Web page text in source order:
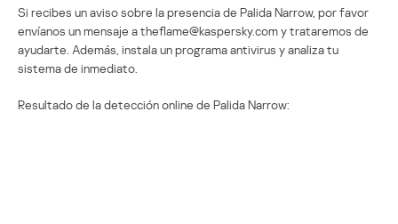
Si recibes un aviso sobre la presencia de Palida Narrow, por favor
envíanos un mensaje a theflame@kaspersky.com y trataremos de
ayudarte. Además, instala un programa antivirus y analiza tu
sistema de inmediato.
Resultado de la detección online de Palida Narrow: